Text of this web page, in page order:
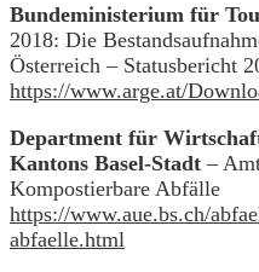
Bundeministerium für
2018: Die
Österreich – Statusbericht
https://www.arge.at/
Department für
Kantons Basel-Stadt –
Kompostierbare Abfälle
https://www.aue.bs.ch/
abfaelle.html